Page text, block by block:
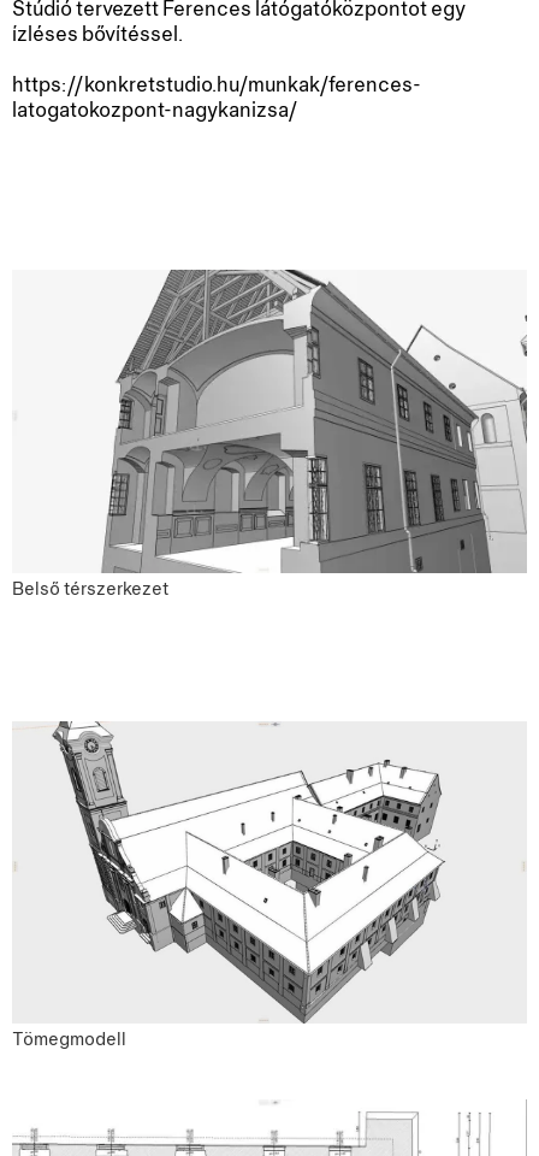
Stúdió tervezett Ferences látógatóközpontot egy
ízléses bővítéssel.
https://konkretstudio.hu/munkak/ferences-
latogatokozpont-nagykanizsa/
Belső térszerkezet
Tömegmodell